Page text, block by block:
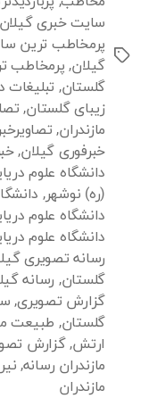
برچسب‌ها
سایت خبری
پرمخاطب ترین
گیلان, پرمخاطب
گلستان, تبلیغات
زیبای گلستان,
مازندران,
خبرفوری گیلان,
دانشگاه علوم
(ره) نوشهر,
دانشگاه علوم
دانشگاه علوم
رسانه تصویری
گلستان, رسانه
گزارش تصویری,
گلستان, طبیعت
ارتش,گزارش
مازندران رسانه,
مازندران